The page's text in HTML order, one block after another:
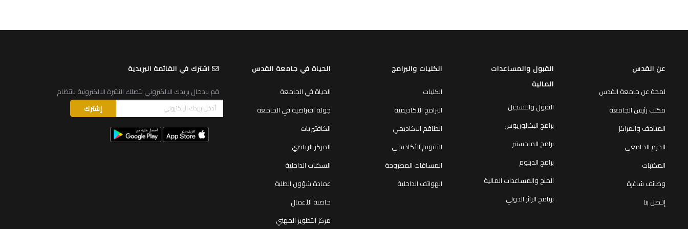
عن القدس
لمحة عن جامعة القدس
مكتب رئيس الجامعة
المتاحف والمراكز
الحرم الجامعي
المكتبات
وظائف شاغرة
إتـصل بنا
القبول والمساعدات
المالية
القبول والتسجيل
برامج البكالوريوس
برامج الماجستير
برامج الدبلوم
المنح والمساعدات المالية
برنامج الزائر الدولي
الكليات والبرامج
الكليات
البرامج الاكاديمية
الطاقم الاكاديمي
التقويم الأكاديمي
المساقات المطروحة
الهواتف الداخلية
الحياة في جامعة القدس
الحياة في الجامعة
جولة افتراضية في الجامعة
الكافتيريات
المركز الرياضي
السكنات الداخلية
عمادة شؤون الطلبة
حاضنة الأعمال
مركز التطوير المهني
اشترك في القائمة البريدية
قم بادخال بريدك الالكتروني لتصلك النشرة الالكترونية بانتظام